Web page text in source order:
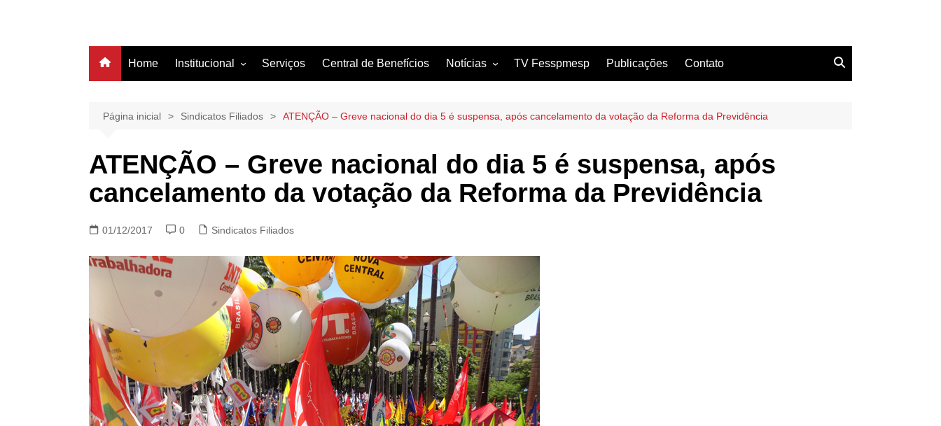
Home Institucional
Estrutura
Diretoria
Serviços Central de Benefícios Notícias
Artigos
TV Fesspmesp Publicações Contato
Página inicial Sindicatos Filiados ATENÇÃO – Greve nacional do dia 5 é suspensa, após cancelamento da votação da Reforma da Previdência
ATENÇÃO – Greve nacional do dia 5 é suspensa, após
cancelamento da votação da Reforma da Previdência
01/12/2017 0 Sindicatos Filiados